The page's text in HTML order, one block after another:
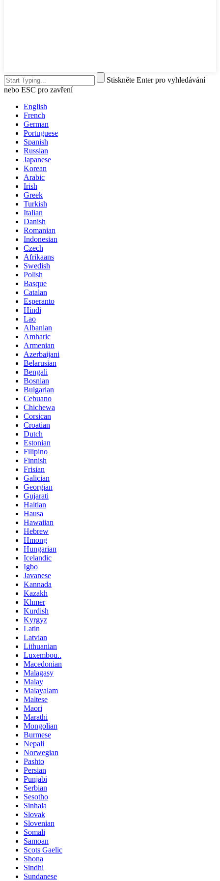
Stiskněte Enter pro vyhledávání
nebo ESC pro zavření
English
French
German
Portuguese
Spanish
Russian
Japanese
Korean
Arabic
Irish
Greek
Turkish
Italian
Danish
Romanian
Indonesian
Czech
Afrikaans
Swedish
Polish
Basque
Catalan
Esperanto
Hindi
Lao
Albanian
Amharic
Armenian
Azerbaijani
Belarusian
Bengali
Bosnian
Bulgarian
Cebuano
Chichewa
Corsican
Croatian
Dutch
Estonian
Filipino
Finnish
Frisian
Galician
Georgian
Gujarati
Haitian
Hausa
Hawaiian
Hebrew
Hmong
Hungarian
Icelandic
Igbo
Javanese
Kannada
Kazakh
Khmer
Kurdish
Kyrgyz
Latin
Latvian
Lithuanian
Luxembou..
Macedonian
Malagasy
Malay
Malayalam
Maltese
Maori
Marathi
Mongolian
Burmese
Nepali
Norwegian
Pashto
Persian
Punjabi
Serbian
Sesotho
Sinhala
Slovak
Slovenian
Somali
Samoan
Scots Gaelic
Shona
Sindhi
Sundanese